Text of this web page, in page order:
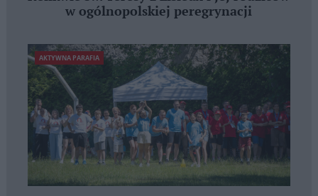
w ogólnopolskiej peregrynacji
AKTYWNA PARAFIA